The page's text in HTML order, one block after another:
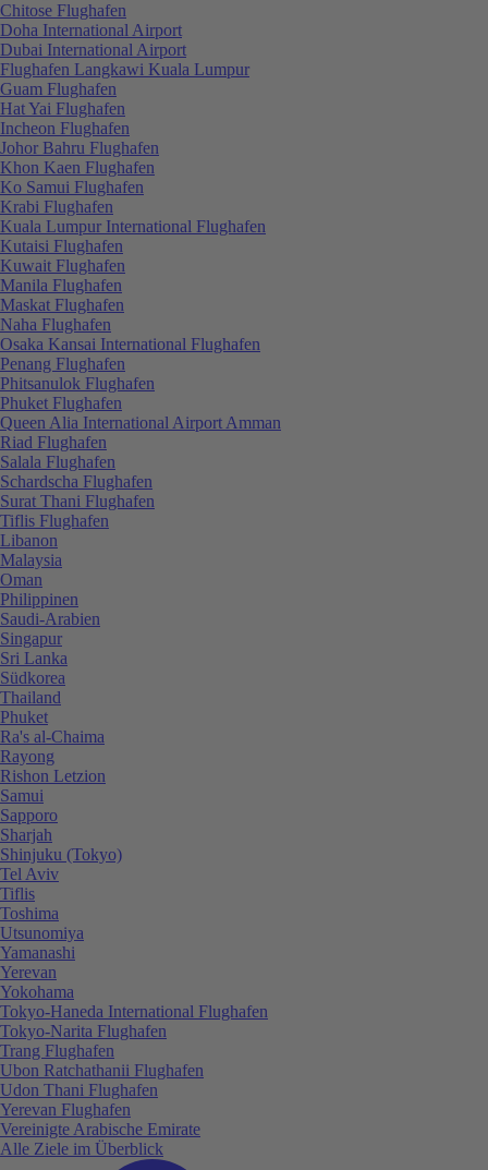
Chitose Flughafen
Doha International Airport
Dubai International Airport
Flughafen Langkawi Kuala Lumpur
Guam Flughafen
Hat Yai Flughafen
Incheon Flughafen
Johor Bahru Flughafen
Khon Kaen Flughafen
Ko Samui Flughafen
Krabi Flughafen
Kuala Lumpur International Flughafen
Kutaisi Flughafen
Kuwait Flughafen
Manila Flughafen
Maskat Flughafen
Naha Flughafen
Osaka Kansai International Flughafen
Penang Flughafen
Phitsanulok Flughafen
Phuket Flughafen
Queen Alia International Airport Amman
Riad Flughafen
Salala Flughafen
Schardscha Flughafen
Surat Thani Flughafen
Tiflis Flughafen
Libanon
Malaysia
Oman
Philippinen
Saudi-Arabien
Singapur
Sri Lanka
Südkorea
Thailand
Phuket
Ra's al-Chaima
Rayong
Rishon Letzion
Samui
Sapporo
Sharjah
Shinjuku (Tokyo)
Tel Aviv
Tiflis
Toshima
Utsunomiya
Yamanashi
Yerevan
Yokohama
Tokyo-Haneda International Flughafen
Tokyo-Narita Flughafen
Trang Flughafen
Ubon Ratchathanii Flughafen
Udon Thani Flughafen
Yerevan Flughafen
Vereinigte Arabische Emirate
Alle Ziele im Überblick